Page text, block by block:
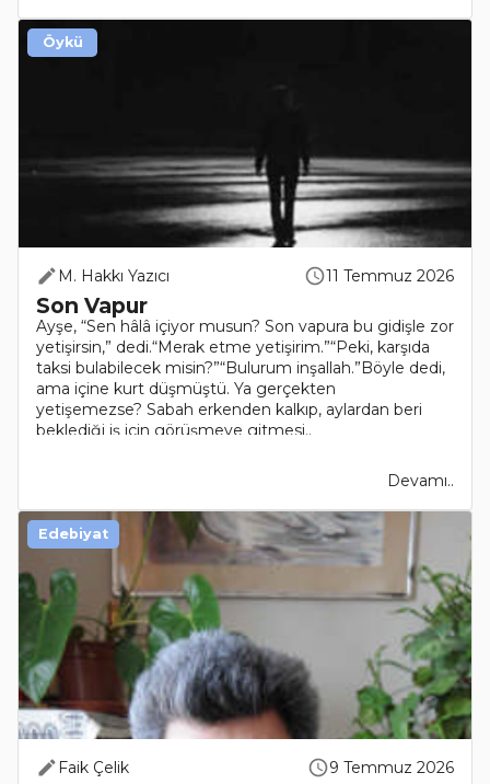
M. Hakkı Yazıcı 11 Temmuz 2026
Son Vapur
Ayşe, “Sen hâlâ içiyor musun? Son vapura bu gidişle zor
yetişirsin,” dedi.“Merak etme yetişirim.”“Peki, karşıda
taksi bulabilecek misin?”“Bulurum inşallah.”Böyle dedi,
ama içine kurt düşmüştü. Ya gerçekten
yetişemezse? Sabah erkenden kalkıp, aylardan beri
beklediği iş için görüşmeye gitmesi..
Devamı..
Öykü
Faik Çelik 9 Temmuz 2026
Edebiyat